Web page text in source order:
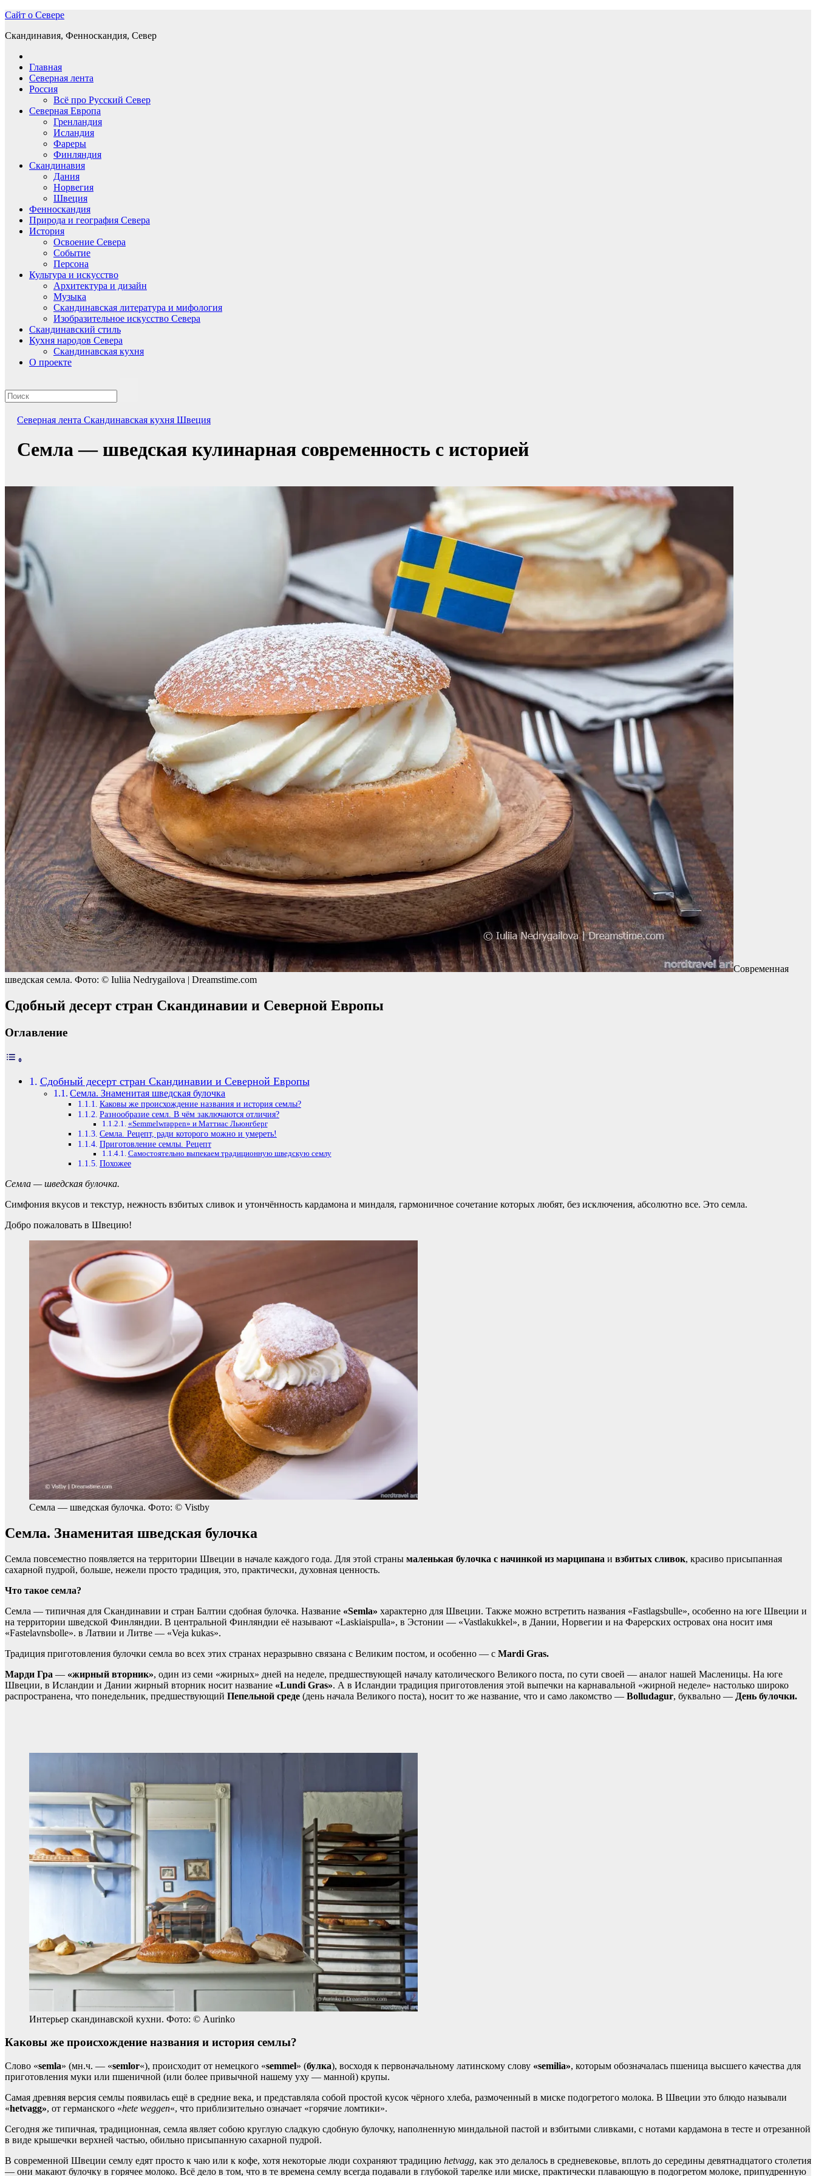
Перейти
содержимому
Сайт о Севере
Скандинавия, Фенноскандия, Север
Главная
Северная лента
Россия
Всё про Русский Север
Северная Европа
Гренландия
Исландия
Фареры
Финляндия
Скандинавия
Дания
Норвегия
Швеция
Фенноскандия
Природа и география Севера
История
Освоение Севера
Событие
Персона
Культура и искусство
Архитектура и дизайн
Музыка
Скандинавская литература и мифология
Изобразительное искусство Севера
Скандинавский стиль
Кухня народов Севера
Скандинавская кухня
О проекте
Северная лента Скандинавская кухня Швеция
Семла — шведская кулинарная современность с историей
Современная
шведская семла. Фото: © Iuliia Nedrygailova | Dreamstime.com
Сдобный десерт стран Скандинавии и Северной Европы
Оглавление
Сдобный десерт стран Скандинавии и Северной Европы
Семла. Знаменитая шведская булочка
Каковы же происхождение названия и история семлы?
Разнообразие семл. В чём заключаются отличия?
«Semmelwrappen» и Маттиас Льюнгберг
Семла. Рецепт, ради которого можно и умереть!
Приготовление семлы. Рецепт
Самостоятельно выпекаем традиционную шведскую семлу
Похожее
Семла — шведская булочка.
Симфония вкусов и текстур, нежность взбитых сливок и утончённость кардамона и миндаля, гармоничное сочетание которых любят, без исключения, абсолютно все. Это семла.
Добро пожаловать в Швецию!
Семла — шведская булочка. Фото: © Vistby
Семла. Знаменитая шведская булочка
Семла повсеместно появляется на территории Швеции в начале каждого года. Для этой страны маленькая булочка с начинкой из марципана и взбитых сливок, красиво присыпанная
сахарной пудрой, больше, нежели просто традиция, это, практически, духовная ценность.
Что такое семла?
Семла — типичная для Скандинавии и стран Балтии сдобная булочка. Название «Semla» характерно для Швеции. Также можно встретить названия «Fastlagsbulle», особенно на юге Швеции и
на территории шведской Финляндии. В центральной Финляндии её называют «Laskiaispulla», в Эстонии — «Vastlakukkel», в Дании, Норвегии и на Фарерских островах она носит имя
«Fastelavnsbolle». в Латвии и Литве — «Veja kukas».
Традиция приготовления булочки семла во всех этих странах неразрывно связана с Великим постом, и особенно — с Mardi Gras.
Марди Гра — «жирный вторник», один из семи «жирных» дней на неделе, предшествующей началу католического Великого поста, по сути своей — аналог нашей Масленицы. На юге
Швеции, в Исландии и Дании жирный вторник носит название «Lundi Gras». А в Исландии традиция приготовления этой выпечки на карнавальной «жирной неделе» настолько широко
распространена, что понедельник, предшествующий Пепельной среде (день начала Великого поста), носит то же название, что и само лакомство — Bolludagur, буквально — День булочки.
Интерьер скандинавской кухни. Фото: © Aurinko
Каковы же происхождение названия и история семлы?
Слово «semla» (мн.ч. — «semlor«), происходит от немецкого «semmel» (булка), восходя к первоначальному латинскому слову «semilia», которым обозначалась пшеница высшего качества для
приготовления муки или пшеничной (или более привычной нашему уху — манной) крупы.
Самая древняя версия семлы появилась ещё в средние века, и представляла собой простой кусок чёрного хлеба, размоченный в миске подогретого молока. В Швеции это блюдо называли
«hetvagg», от германского «hete weggen«, что приблизительно означает «горячие ломтики».
Сегодня же типичная, традиционная, семла являет собою круглую сладкую сдобную булочку, наполненную миндальной пастой и взбитыми сливками, с нотами кардамона в тесте и отрезанной
в виде крышечки верхней частью, обильно присыпанную сахарной пудрой.
В современной Швеции семлу едят просто к чаю или к кофе, хотя некоторые люди сохраняют традицию hetvagg, как это делалось в средневековье, вплоть до середины девятнадцатого столетия
— они макают булочку в горячее молоко. Всё дело в том, что в те времена семлу всегда подавали в глубокой тарелке или миске, практически плавающую в подогретом молоке, припудренную